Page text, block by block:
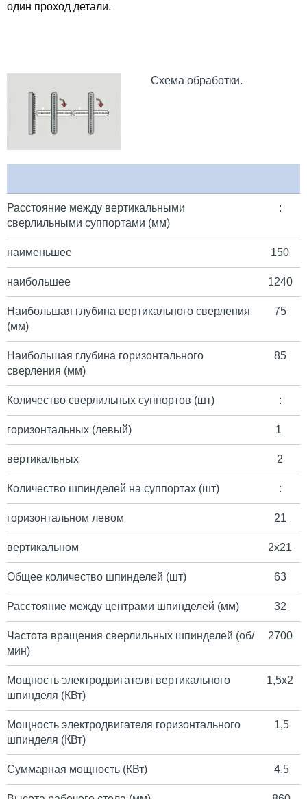
один проход детали.
Схема обработки.
Расстояние между вертикальными
сверлильными суппортами (мм)
:
наименьшее 150
наибольшее 1240
Наибольшая глубина вертикального сверления
(мм)
75
Наибольшая глубина горизонтального
сверления (мм)
85
Количество сверлильных суппортов (шт) :
горизонтальных (левый) 1
вертикальных 2
Количество шпинделей на суппортах (шт) :
горизонтальном левом 21
вертикальном 2х21
Общее количество шпинделей (шт) 63
Расстояние между центрами шпинделей (мм) 32
Частота вращения сверлильных шпинделей (об/
мин)
2700
Мощность электродвигателя вертикального
шпинделя (КВт)
1,5х2
Мощность электродвигателя горизонтального
шпинделя (КВт)
1,5
Суммарная мощность (КВт) 4,5